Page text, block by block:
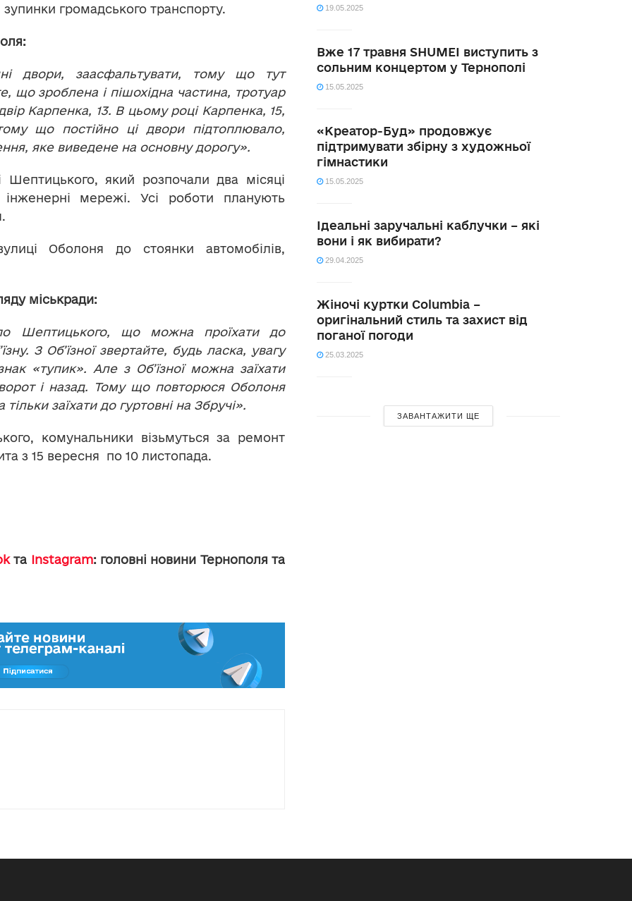
громадського транспорту.
двори, заасфальтувати, тому що тут
що зроблена і пішохідна частина, тротуар
Карпенка, 13. В цьому році Карпенка, 15,
що постійно ці двори підтоплювало,
яке виведене на основну дорогу».
який розпочали два місяці
мережі. Усі роботи планують
Оболоня до стоянки автомобілів,
міськради:
Шептицького, що можна проїхати до
З Об’їзної звертайте, будь ласка, увагу
«тупик». Але з Об’їзної можна заїхати
і назад. Тому що повторюся Оболоня
заїхати до гуртовні на Збручі».
комунальники візьмуться за ремонт
з 15 вересня по 10 листопада.
та Instagram: головні новини Тернополя та
19.05.2025
Вже 17 травня SHUMEI виступить з
сольним концертом у Тернополі
15.05.2025
«Креатор-Буд» продовжує
підтримувати збірну з художньої
гімнастики
15.05.2025
Ідеальні заручальні каблучки – які
вони і як вибирати?
29.04.2025
Жіночі куртки Columbia –
оригінальний стиль та захист від
поганої погоди
25.03.2025
ЗАВАНТАЖИТИ ЩЕ